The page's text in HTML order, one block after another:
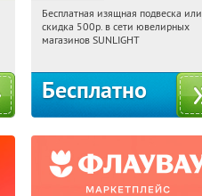
22:31:47 Получили:
Россия
Бесплатная изящная подвеска или
скидка 500р. в сети ювелирных
магазинов SUNLIGHT
Бесплатно